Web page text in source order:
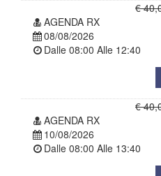
€
AGENDA RX
08/08/2026
Dalle 08:00 Alle 12:40
€
AGENDA RX
10/08/2026
Dalle 08:00 Alle 13:40